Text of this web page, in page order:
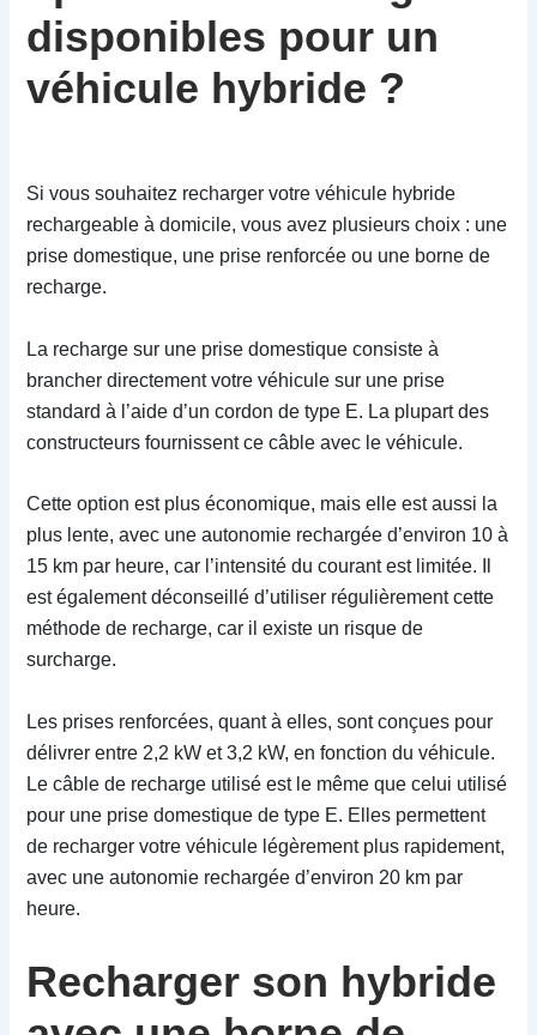
disponibles pour un
véhicule hybride ?
Si vous souhaitez recharger votre véhicule hybride
rechargeable à domicile, vous avez plusieurs choix : une
prise domestique, une prise renforcée ou une borne de
recharge.
La recharge sur une prise domestique consiste à
brancher directement votre véhicule sur une prise
standard à l’aide d’un cordon de type E. La plupart des
constructeurs fournissent ce câble avec le véhicule.
Cette option est plus économique, mais elle est aussi la
plus lente, avec une autonomie rechargée d’environ 10 à
15 km par heure, car l’intensité du courant est limitée. Il
est également déconseillé d’utiliser régulièrement cette
méthode de recharge, car il existe un risque de
surcharge.
Les prises renforcées, quant à elles, sont conçues pour
délivrer entre 2,2 kW et 3,2 kW, en fonction du véhicule.
Le câble de recharge utilisé est le même que celui utilisé
pour une prise domestique de type E. Elles permettent
de recharger votre véhicule légèrement plus rapidement,
avec une autonomie rechargée d’environ 20 km par
heure.
Recharger son hybride